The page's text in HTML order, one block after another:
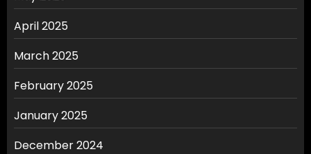
April 2025
March 2025
February 2025
January 2025
December 2024